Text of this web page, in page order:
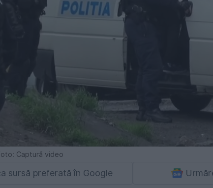
Captură video
sursă preferată în Google